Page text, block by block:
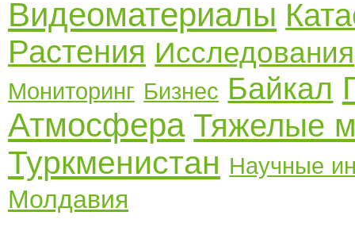
Видеоматериалы
Растения Исследования
Мониторинг Бизнес Байкал
Атмосфера Тяжелые
Туркменистан Научные
Молдавия